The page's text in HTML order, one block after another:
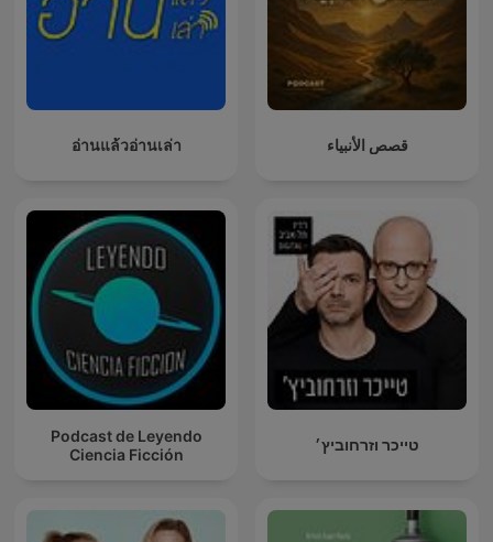
อ่านแล้วอ่านเล่า قصص الأنبياء
Podcast de Leyendo
Ciencia Ficción
טייכר וזרחוביץ׳